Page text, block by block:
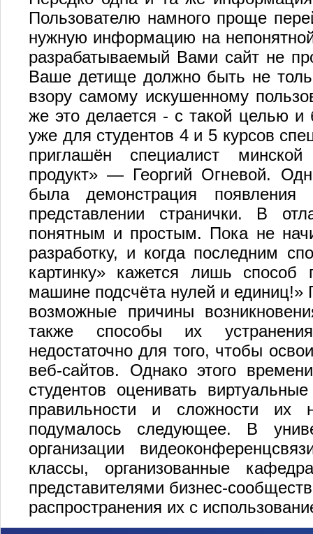
Пользователю намного проще
нужную информацию на
разрабатываемый Вами сайт не
Ваше детище должно быть не
взору самому искушенному
же это делается - с такой целью и
уже для студентов 4 и 5 курсов
приглашён специалист
продукт» — Георгий Огневой.
была демонстрация
представлении странички. В
понятным и простым. Пока не
разработку, и когда последним
картинку» кажется лишь способ
машине подсчёта нулей и единиц!»
возможные причины
также способы их
недостаточно для того, чтобы
веб-сайтов. Однако этого
студентов оценивать
правильности и сложности их
подумалось следующее. В
организации
классы, организованные
представителями бизнес-
распространения их с